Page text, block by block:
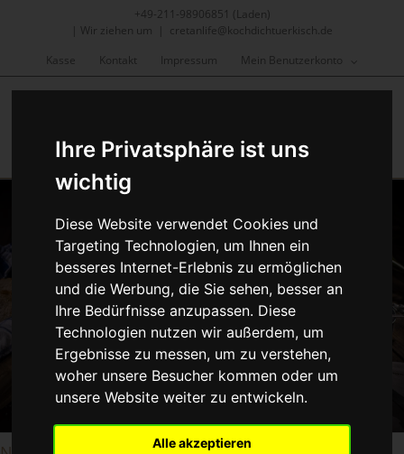
Ihre Privatsphäre ist uns
wichtig
Diese Website verwendet Cookies und
Targeting Technologien, um Ihnen ein
besseres Internet-Erlebnis zu ermöglichen
und die Werbung, die Sie sehen, besser an
Ihre Bedürfnisse anzupassen. Diese
Technologien nutzen wir außerdem, um
Ergebnisse zu messen, um zu verstehen,
woher unsere Besucher kommen oder um
unsere Website weiter zu entwickeln.
Alle akzeptieren
+49-211-98906851 (Laden)
Wir ziehen um
cretanlife@kochdichtuerkisch.de
Kasse
Kontakt Impressum Mein Benutzerkonto